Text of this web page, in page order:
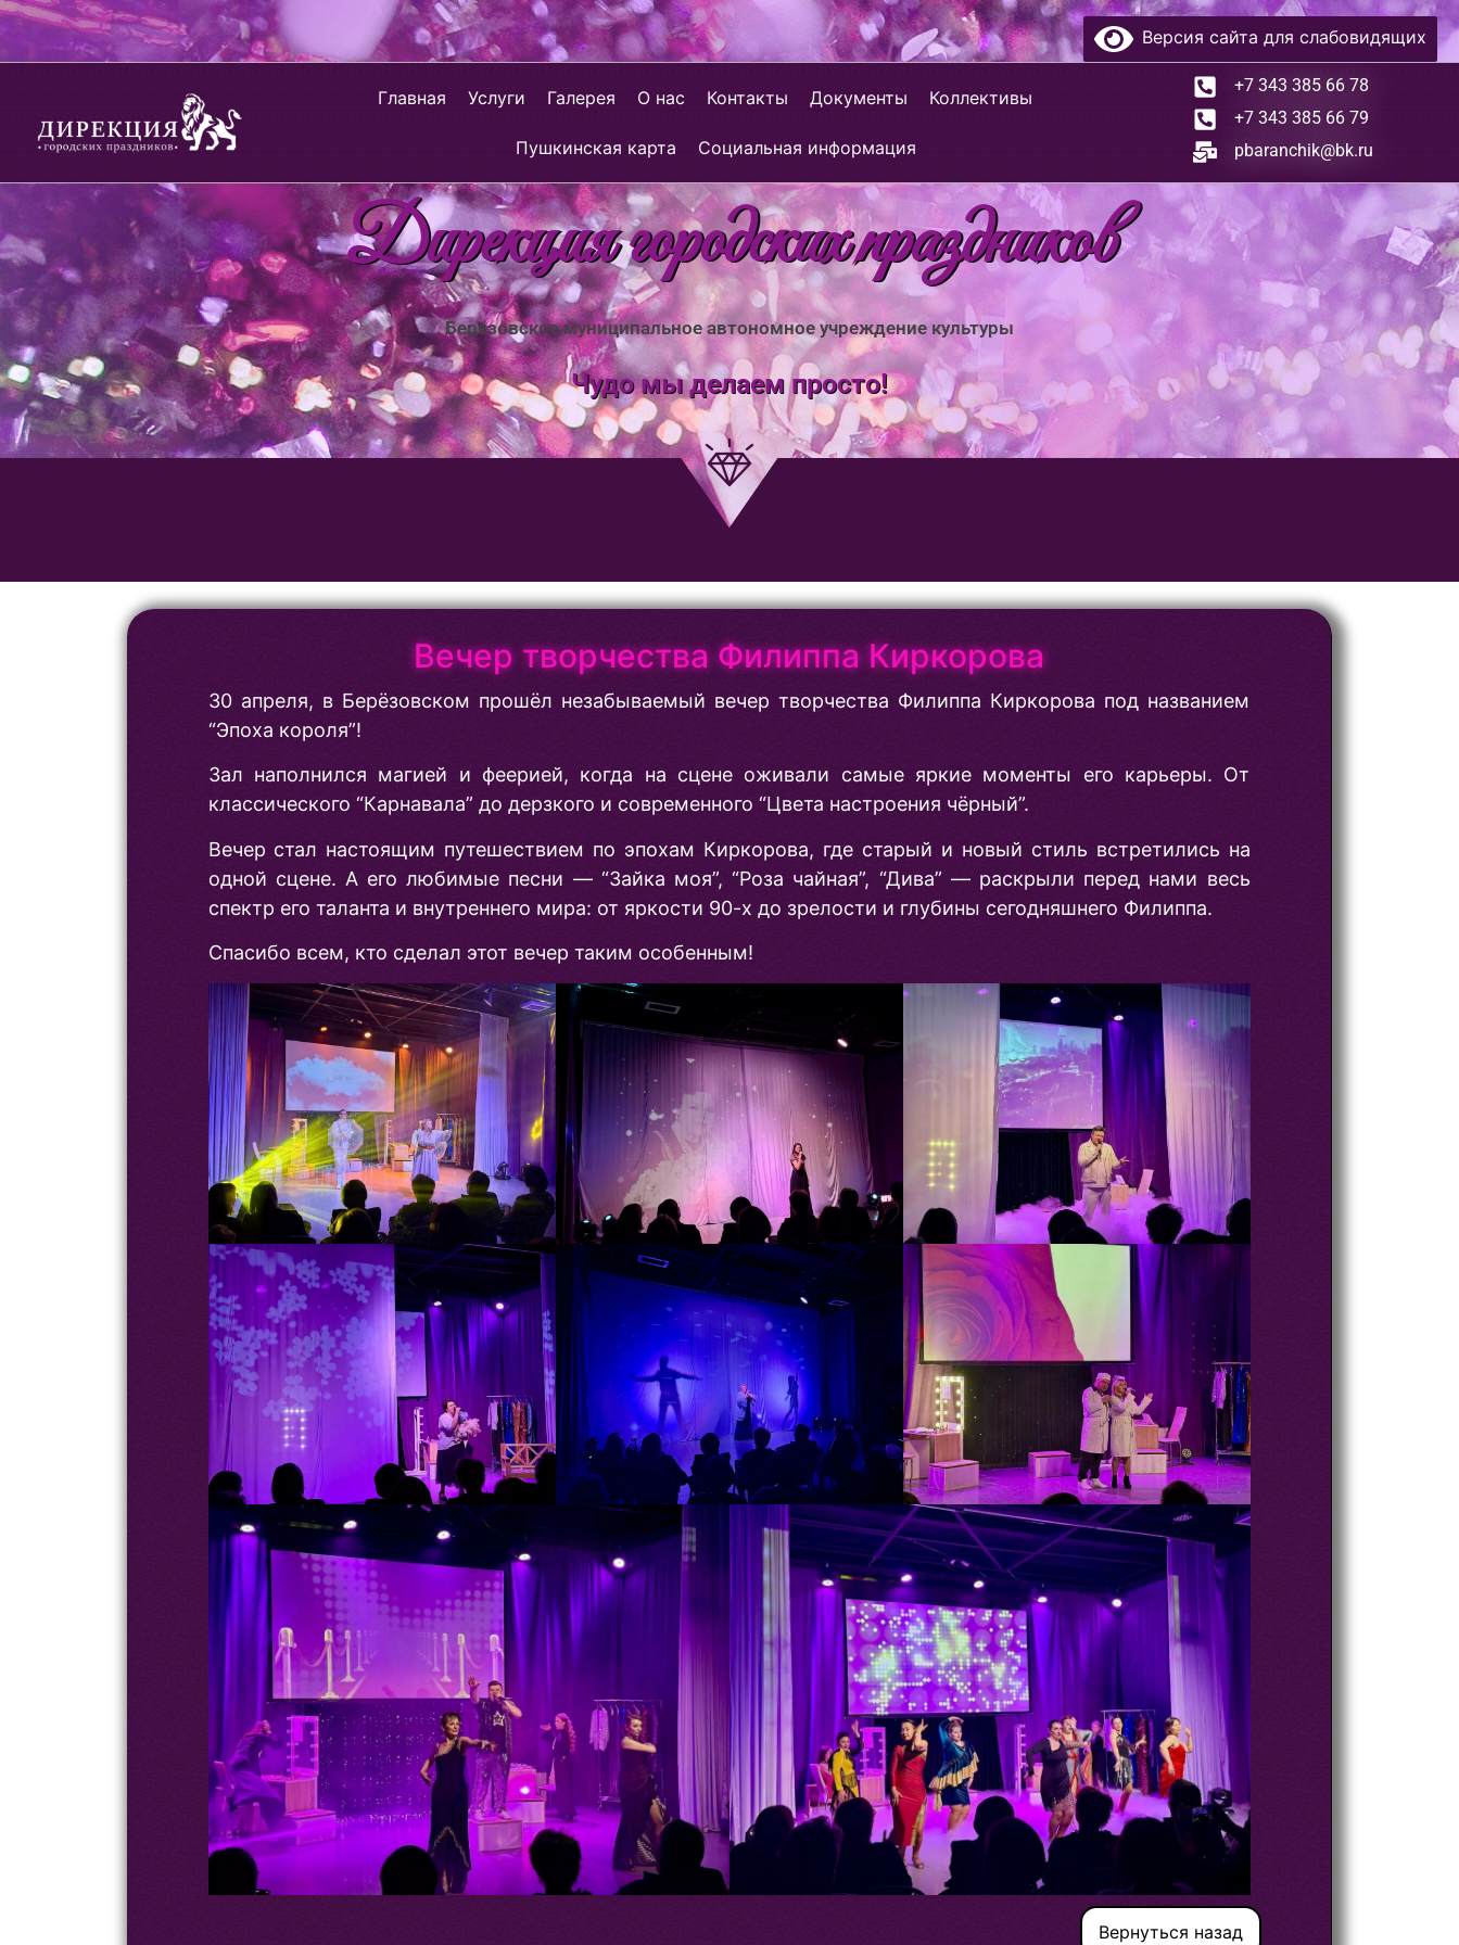
Версия сайта для слабовидящих
Главная Услуги Галерея О нас Контакты Документы Коллективы
Пушкинская карта Социальная информация
+7 343 385 66 78
+7 343 385 66 79
pbaranchik@bk.ru
Дирекция городских праздников
Берёзовское муниципальное автономное учреждение культуры
Чудо мы делаем просто!
Вечер творчества Филиппа Киркорова
30 апреля, в Берёзовском прошёл незабываемый вечер творчества Филиппа Киркорова под названием
“Эпоха короля”!
Зал наполнился магией и феерией, когда на сцене оживали самые яркие моменты его карьеры. От
классического “Карнавала” до дерзкого и современного “Цвета настроения чёрный”.
Вечер стал настоящим путешествием по эпохам Киркорова, где старый и новый стиль встретились на
одной сцене. А его любимые песни — “Зайка моя”, “Роза чайная”, “Дива” — раскрыли перед нами весь
спектр его таланта и внутреннего мира: от яркости 90-х до зрелости и глубины сегодняшнего Филиппа.
Спасибо всем, кто сделал этот вечер таким особенным!
Вернуться назад